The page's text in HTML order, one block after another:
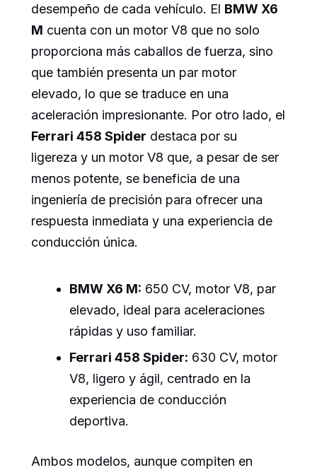
desempeño de cada vehículo. El BMW X6
M cuenta con un motor V8 que no solo
proporciona más caballos de fuerza, sino
que también presenta un par motor
elevado, lo que se traduce en una
aceleración impresionante. Por otro lado, el
Ferrari 458 Spider destaca por su
ligereza y un motor V8 que, a pesar de ser
menos potente, se beneficia de una
ingeniería de precisión para ofrecer una
respuesta inmediata y una experiencia de
conducción única.
BMW X6 M: 650 CV, motor V8, par
elevado, ideal para aceleraciones
rápidas y uso familiar.
Ferrari 458 Spider: 630 CV, motor
V8, ligero y ágil, centrado en la
experiencia de conducción
deportiva.
Ambos modelos, aunque compiten en